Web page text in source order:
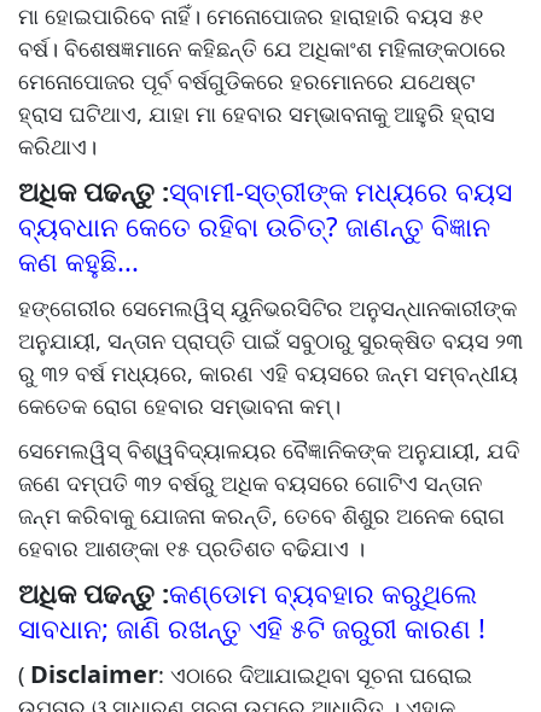
ମା ହୋଇପାରିବେ ନାହିଁ। ମେନୋପୋଜର ହାରାହାରି ବୟସ ୫୧
ବର୍ଷ। ବିଶେଷଜ୍ଞମାନେ କହିଛନ୍ତି ଯେ ଅଧିକାଂଶ ମହିଳାଙ୍କଠାରେ
ମେନୋପୋଜର ପୂର୍ବ ବର୍ଷଗୁଡିକରେ ହରମୋନରେ ଯଥେଷ୍ଟ
ହ୍ରାସ ଘଟିଥାଏ, ଯାହା ମା ହେବାର ସମ୍ଭାବନାକୁ ଆହୁରି ହ୍ରାସ
କରିଥାଏ।
ଅଧିକ ପଢନ୍ତୁ :ସ୍ବାମୀ-ସ୍ତ୍ରୀଙ୍କ ମଧ୍ୟରେ ବୟସ
ବ୍ୟବଧାନ କେତେ ରହିବା ଉଚିତ୍? ଜାଣନ୍ତୁ ବିଜ୍ଞାନ
କଣ କହୁଛି...
ହଙ୍ଗେରୀର ସେମେଲୱିସ୍ ୟୁନିଭରସିଟିର ଅନୁସନ୍ଧାନକାରୀଙ୍କ
ଅନୁଯାୟୀ, ସନ୍ତାନ ପ୍ରାପ୍ତି ପାଇଁ ସବୁଠାରୁ ସୁରକ୍ଷିତ ବୟସ ୨୩
ରୁ ୩୨ ବର୍ଷ ମଧ୍ୟରେ, କାରଣ ଏହି ବୟସରେ ଜନ୍ମ ସମ୍ବନ୍ଧୀୟ
କେତେକ ରୋଗ ହେବାର ସମ୍ଭାବନା କମ୍।
ସେମେଲୱିସ୍ ବିଶ୍ୱବିଦ୍ୟାଳୟର ବୈଜ୍ଞାନିକଙ୍କ ଅନୁଯାୟୀ, ଯଦି
ଜଣେ ଦମ୍ପତି ୩୨ ବର୍ଷରୁ ଅଧିକ ବୟସରେ ଗୋଟିଏ ସନ୍ତାନ
ଜନ୍ମ କରିବାକୁ ଯୋଜନା କରନ୍ତି, ତେବେ ଶିଶୁର ଅନେକ ରୋଗ
ହେବାର ଆଶଙ୍କା ୧୫ ପ୍ରତିଶତ ବଢିଯାଏ ।
ଅଧିକ ପଢନ୍ତୁ :କଣ୍ଡୋମ ବ୍ୟବହାର କରୁଥିଲେ
ସାବଧାନ; ଜାଣି ରଖନ୍ତୁ ଏହି ୫ଟି ଜରୁରୀ କାରଣ !
( Disclaimer: ଏଠାରେ ଦିଆଯାଇଥିବା ସୂଚନା ଘରୋଇ